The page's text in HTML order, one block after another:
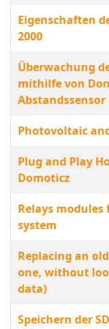
Eigenschaften
2000
Überwachung
mithilfe von
Abstandssensor
Photovoltaic
Plug and Play
Domoticz
Relays
system
Replacing an
one, without
data)
Speichern der